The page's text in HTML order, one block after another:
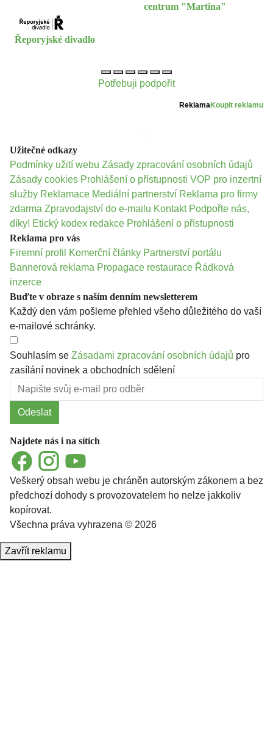
centrum "Martina"
Řeporyjské divadlo
Potřebuji podpořit
ReklamaKoupit reklamu
Užitečné odkazy
Podmínky užití webu Zásady zpracování osobních údajů
Zásady cookies Prohlášení o přístupnosti VOP pro inzertní
služby Reklamace Mediální partnerství Reklama pro firmy
zdarma Zpravodajství do e-mailu Kontakt Podpořte nás,
díky! Etický kodex redakce Prohlášení o přístupnosti
Reklama pro vás
Firemní profil
Komerční články Partnerství portálu
Bannerová reklama Propagace restaurace Řádková
inzerce
Buďte v obraze s naším denním newsletterem
Každý den vám pošleme přehled všeho důležitého do vaší
e-mailové schránky.
Souhlasím se Zásadami zpracování osobních údajů pro
zasílání novinek a obchodních sdělení
Odeslat
Najdete nás i na sítích
FacebookInstagramYouTube
Veškerý obsah webu je chráněn autorským zákonem a bez
předchozí dohody s provozovatelem ho nelze jakkoliv
kopírovat.
Všechna práva vyhrazena © 2026
Zavřít reklamu